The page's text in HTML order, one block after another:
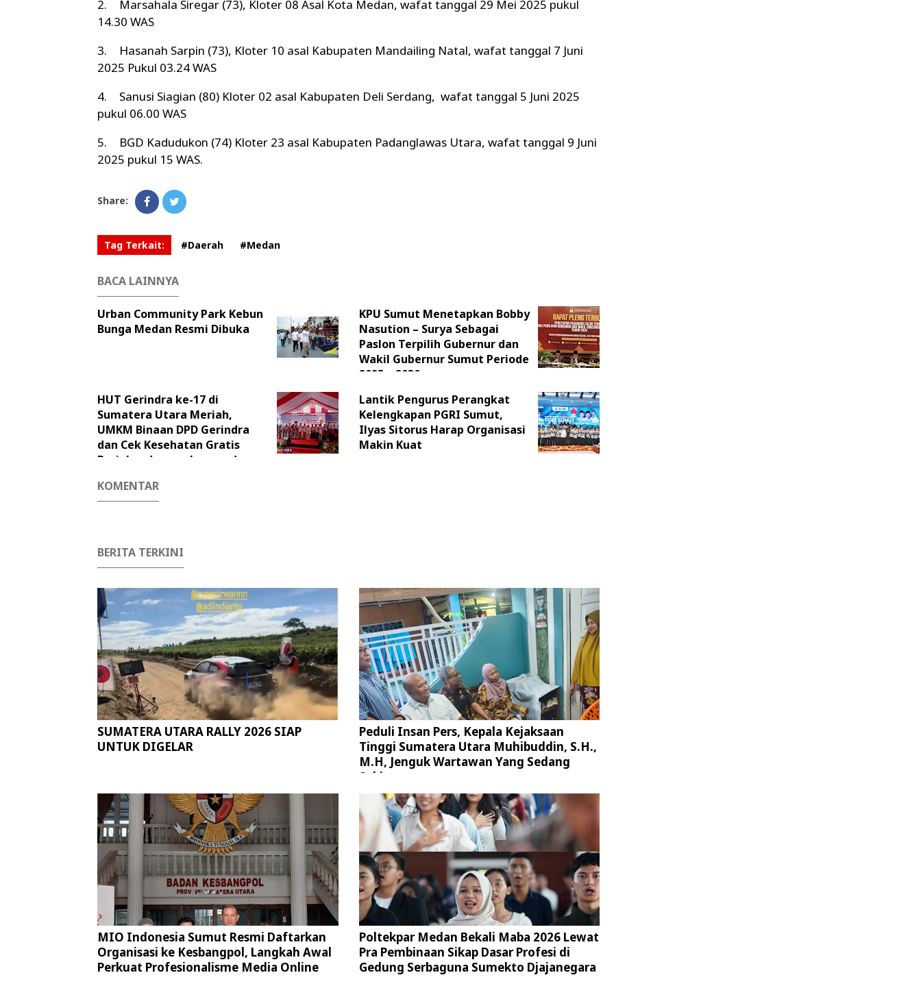
2.
Marsahala Siregar (73), Kloter 08 Asal Kota Medan, wafat tanggal 29 Mei 2025 pukul
14.30 WAS
3.
Hasanah Sarpin (73), Kloter 10 asal Kabupaten Mandailing Natal, wafat tanggal 7 Juni
2025 Pukul 03.24 WAS
4.
Sanusi Siagian (80) Kloter 02 asal Kabupaten Deli Serdang, wafat tanggal 5 Juni 2025
pukul 06.00 WAS
5.
BGD Kadudukon (74) Kloter 23 asal Kabupaten Padanglawas Utara, wafat tanggal 9 Juni
2025 pukul 15 WAS.
Share:
Tag Terkait: #Daerah #Medan
BACA LAINNYA
Urban Community Park Kebun
Bunga Medan Resmi Dibuka
KPU Sumut Menetapkan Bobby
Nasution – Surya Sebagai
Paslon Terpilih Gubernur dan
Wakil Gubernur Sumut Periode
2025 – 2030
HUT Gerindra ke-17 di
Sumatera Utara Meriah,
UMKM Binaan DPD Gerindra
dan Cek Kesehatan Gratis
Berjalan dengan Lancar dan
Lantik Pengurus Perangkat
Kelengkapan PGRI Sumut,
Ilyas Sitorus Harap Organisasi
Makin Kuat
KOMENTAR
BERITA TERKINI
SUMATERA UTARA RALLY 2026 SIAP
UNTUK DIGELAR
Peduli Insan Pers, Kepala Kejaksaan
Tinggi Sumatera Utara Muhibuddin, S.H.,
M.H, Jenguk Wartawan Yang Sedang
Sakit
MIO Indonesia Sumut Resmi Daftarkan
Organisasi ke Kesbangpol, Langkah Awal
Perkuat Profesionalisme Media Online
Poltekpar Medan Bekali Maba 2026 Lewat
Pra Pembinaan Sikap Dasar Profesi di
Gedung Serbaguna Sumekto Djajanegara